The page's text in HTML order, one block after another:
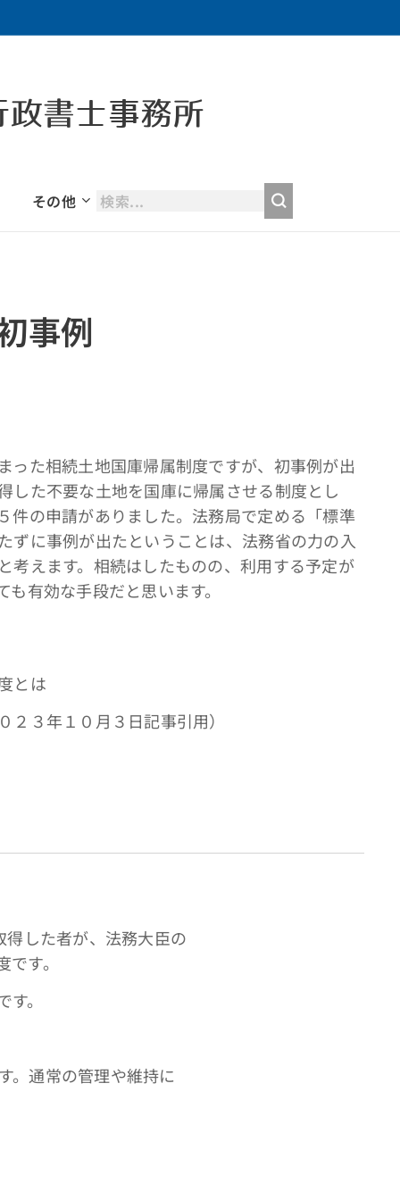
書士事務所
その他
事例
った相続土地国庫帰属制度ですが、初事例が出
した不要な土地を国庫に帰属させる制度とし
件の申請がありました。法務局で定める「標準
ずに事例が出たということは、法務省の力の入
考えます。相続はしたものの、利用する予定が
有効な手段だと思います。
とは
２３年１０月３日記事引用）
した者が、法務大臣の
す。
。
。通常の管理や維持に